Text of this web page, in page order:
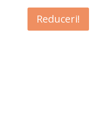
Reduceri!